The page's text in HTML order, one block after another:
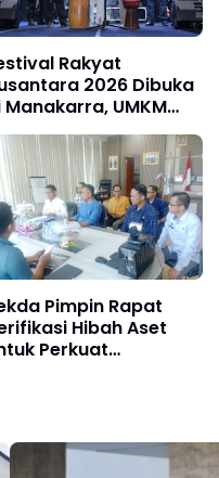
Rakyat
2026 Dibuka
Manakarra, UMKM
Fokus Penggerak
Pimpin Rapat
Hibah Aset
Perkuat